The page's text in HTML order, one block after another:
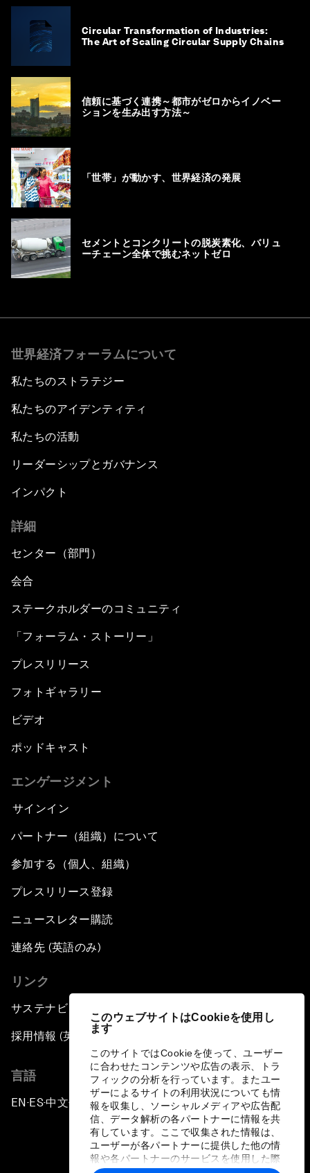
このウェブサイトはCookieを使用し
ます
このサイトではCookieを使って、ユーザー
に合わせたコンテンツや広告の表示、トラ
フィックの分析を行っています。またユー
ザーによるサイトの利用状況についても情
報を収集し、ソーシャルメディアや広告配
信、データ解析の各パートナーに情報を共
有しています。ここで収集された情報は、
ユーザーが各パートナーに提供した他の情
報や各パートナーのサービスを使用した際
Circular Transformation of Industries:
The Art of Scaling Circular Supply Chains
信頼に基づく連携～都市がゼロからイノベー
ションを生み出す方法～
「世帯」が動かす、世界経済の発展
セメントとコンクリートの脱炭素化、バリュ
ーチェーン全体で挑むネットゼロ
世界経済フォーラムについて
私たちのストラテジー
私たちのアイデンティティ
私たちの活動
リーダーシップとガバナンス
インパクト
詳細
センター（部門）
会合
ステークホルダーのコミュニティ
「フォーラム・ストーリー」
プレスリリース
フォトギャラリー
ビデオ
ポッドキャスト
エンゲージメント
サインイン
パートナー（組織）について
参加する（個人、組織）
プレスリリース登録
ニュースレター購読
連絡先 (英語のみ)
リンク
サステナビリティへの取り組み
採用情報 (英語のみ)
言語
EN ▪ES▪中文▪ 日本語